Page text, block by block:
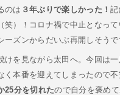
のは ３年ぶりで楽しかった！記
笑）！コロナ禍で中止となって
ーズンからだいぶ再開しそうで
けを見ながら太田へ。今回は
く本番を迎えてしまったので
25分を切れたので自分を褒め